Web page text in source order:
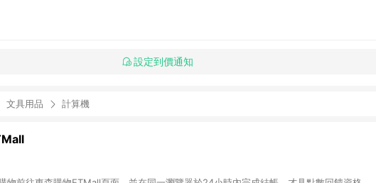
設定到價通知
文具用品 計算機